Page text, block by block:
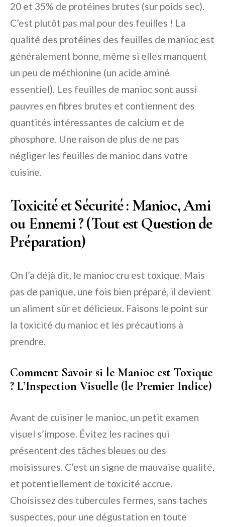
20 et 35% de protéines brutes (sur poids sec).
C’est plutôt pas mal pour des feuilles ! La
qualité des protéines des feuilles de manioc est
généralement bonne, même si elles manquent
un peu de méthionine (un acide aminé
essentiel). Les feuilles de manioc sont aussi
pauvres en fibres brutes et contiennent des
quantités intéressantes de calcium et de
phosphore. Une raison de plus de ne pas
négliger les feuilles de manioc dans votre
cuisine.
Toxicité et Sécurité : Manioc, Ami
ou Ennemi ? (Tout est Question de
Préparation)
On l’a déjà dit, le manioc cru est toxique. Mais
pas de panique, une fois bien préparé, il devient
un aliment sûr et délicieux. Faisons le point sur
la toxicité du manioc et les précautions à
prendre.
Comment Savoir si le Manioc est Toxique
? L’Inspection Visuelle (le Premier Indice)
Avant de cuisiner le manioc, un petit examen
visuel s’impose. Évitez les racines qui
présentent des tâches bleues ou des
moisissures. C’est un signe de mauvaise qualité,
et potentiellement de toxicité accrue.
Choisissez des tubercules fermes, sans taches
suspectes, pour une dégustation en toute